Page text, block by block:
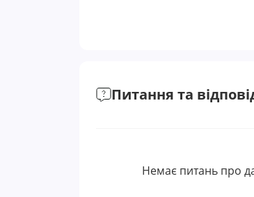
Питання та
Немає питань про